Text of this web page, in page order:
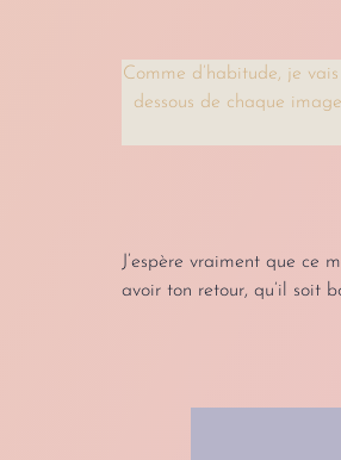
Comme d’habitude, je
dessous de chaque
J’espère vraiment que ce
avoir ton retour, qu’il soit